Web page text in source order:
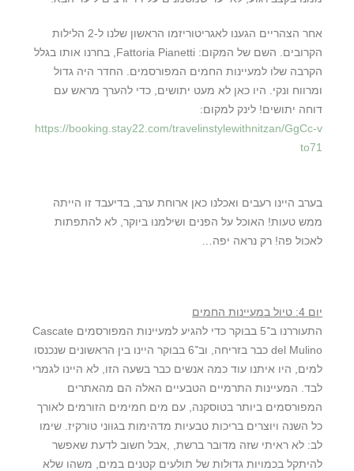
אחר הצהריים הגענו לאגריטוריזמו הראשון שלנו ל-2 הלילות
הקרובים. השם של המקום: Fattoria Pianetti, בחרנו אותו בגלל
הקרבה שלו למעיינות החמים המפורסמים. החדר היה גדול
ומרווח ונקי. היו כאן לא מעט יתושים, כדי להערך מראש עם
דוחה יתושים! לינק למקום:
https://booking.stay22.com/travelinstylewithnitzan/GgCc-v
to71
בערב היינו רעבים ואכלנו כאן ארוחת ערב, בדיעבד זו הייתה
ממש טעות! האוכל על הפנים ושילמנו ביוקר, לא להתפתות
לאכול פה! רק נראה יפה…
יום 4: טיול במעיינות החמים
התעוררנו ב־5 בבוקר כדי להגיע למעיינות המפורסמים Cascate
del Mulino כבר בזריחה, וב־6 בבוקר היינו בין הראשונים שנכנסו
למים, היו איתנו עוד כמה אנשים כבר בשעה הזו, לא היינו לגמרי
לבד. המעיינות התרמיים הטבעיים האלה הם מהאתרים
המפורסמים ביותר בטוסקנה, עם מים חמימים הזורמים לאורך
כל השנה ויוצרים בריכות טבעיות מדהימות בגווני טורקיז. שימו
לב: לא ראיתי שזה מדובר ברשת, ,אבל חשוב לדעת שאפשר
להיתקל בכמויות גדולות של תולעים קטנים במים, משהו שלא